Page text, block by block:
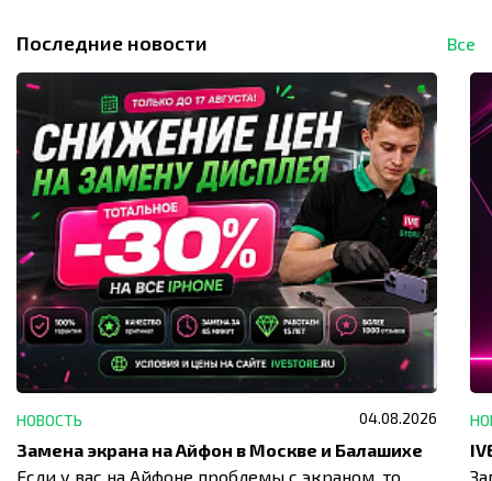
Последние новости Все
НОВОСТЬ 04.08.2026
Замена экрана на Айфон в Москве и Балашихе
Если у вас на Айфоне проблемы с экраном, то